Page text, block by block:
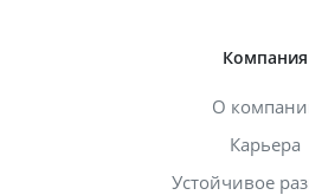
Компания
О
Карьера
Устойчивое